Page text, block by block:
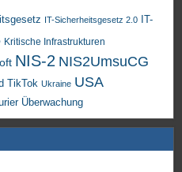
IT-Sicherheitsgesetz 2.0
IT-
Kritische Infrastrukturen
NIS-2 NIS2UmsuCG
TikTok Ukraine USA
Überwachung